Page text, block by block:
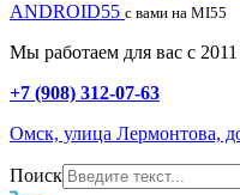
ANDROID55 с вами на MI55
Мы работаем для вас с 2011
+7 (908) 312-07-63
Омск, улица Лермонтова,
Поиск